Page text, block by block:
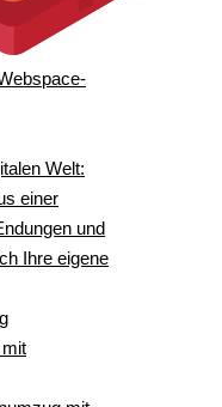
Welt:
einer
und
Ihre eigene